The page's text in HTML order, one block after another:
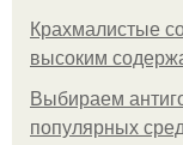
Крахмалистые
высоким
Выбираем
популярных